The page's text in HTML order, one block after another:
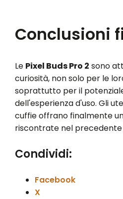
Conclusioni
Le Pixel Buds Pro 2 sono
curiosità, non solo per le
soprattutto per il
dell'esperienza d'uso. Gli
cuffie offrano finalmente
riscontrate nel precedente
Condividi:
Facebook
X